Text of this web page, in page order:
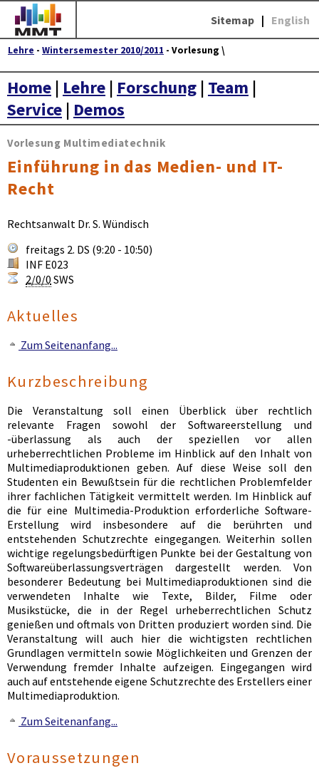
Sitemap | English
Lehre - Wintersemester 2010/2011 - Vorlesung \
Home | Lehre | Forschung | Team |
Service | Demos
Vorlesung Multimediatechnik
Einführung in das Medien- und IT-
Recht
Rechtsanwalt Dr. S. Wündisch
freitags 2. DS (9:20 - 10:50)
INF E023
2/0/0 SWS
Aktuelles
Zum Seitenanfang...
Kurzbeschreibung
Die Veranstaltung soll einen Überblick über rechtlich
relevante Fragen sowohl der Softwareerstellung und
-überlassung als auch der speziellen vor allen
urheberrechtlichen Probleme im Hinblick auf den Inhalt von
Multimediaproduktionen geben. Auf diese Weise soll den
Studenten ein Bewußtsein für die rechtlichen Problemfelder
ihrer fachlichen Tätigkeit vermittelt werden. Im Hinblick auf
die für eine Multimedia-Produktion erforderliche Software-
Erstellung wird insbesondere auf die berührten und
entstehenden Schutzrechte eingegangen. Weiterhin sollen
wichtige regelungsbedürftigen Punkte bei der Gestaltung von
Softwareüberlassungsverträgen dargestellt werden. Von
besonderer Bedeutung bei Multimediaproduktionen sind die
verwendeten Inhalte wie Texte, Bilder, Filme oder
Musikstücke, die in der Regel urheberrechtlichen Schutz
genießen und oftmals von Dritten produziert worden sind. Die
Veranstaltung will auch hier die wichtigsten rechtlichen
Grundlagen vermitteln sowie Möglichkeiten und Grenzen der
Verwendung fremder Inhalte aufzeigen. Eingegangen wird
auch auf entstehende eigene Schutzrechte des Erstellers einer
Multimediaproduktion.
Zum Seitenanfang...
Voraussetzungen